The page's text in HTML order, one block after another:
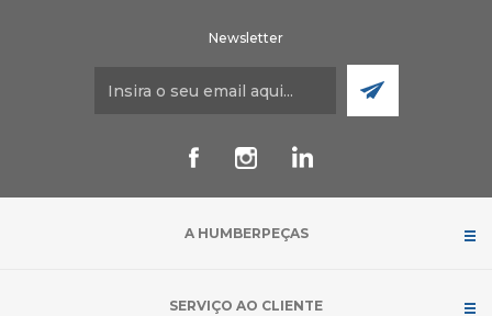
Newsletter
A HUMBERPEÇAS
SERVIÇO AO CLIENTE